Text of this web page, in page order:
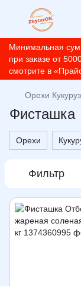
Минимальная
при заказе от
смотрите в
Орехи
Фисташка
Орехи
Фильтр